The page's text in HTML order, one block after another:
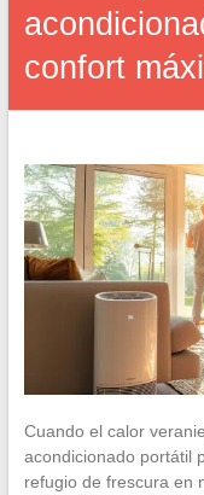
confort
Cuando el calor
acondicionado portátil
refugio de frescura en